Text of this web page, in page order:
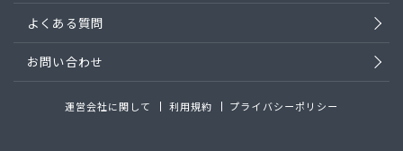
よくある質問
お問い合わせ
運営会社に関して 利用規約 プライバシーポリシー